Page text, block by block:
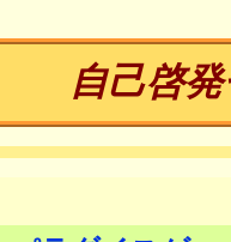
自己啓